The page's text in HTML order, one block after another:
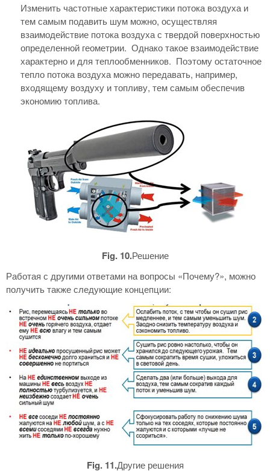
Изменить частотные характеристики потока воздуха и
тем самым подавить шум можно, осуществляя
взаимодействие потока воздуха с твердой поверхностью
определенной геометрии. Однако такое взаимодействие
характерно и для теплообменников. Поэтому остаточное
тепло потока воздуха можно передавать, например,
входящему воздуху и топливу, тем самым обеспечив
экономию топлива.
Fig. 10.Решение
Работая с другими ответами на вопросы «Почему?», можно
получить также следующие концепции:
Fig. 11.Другие решения